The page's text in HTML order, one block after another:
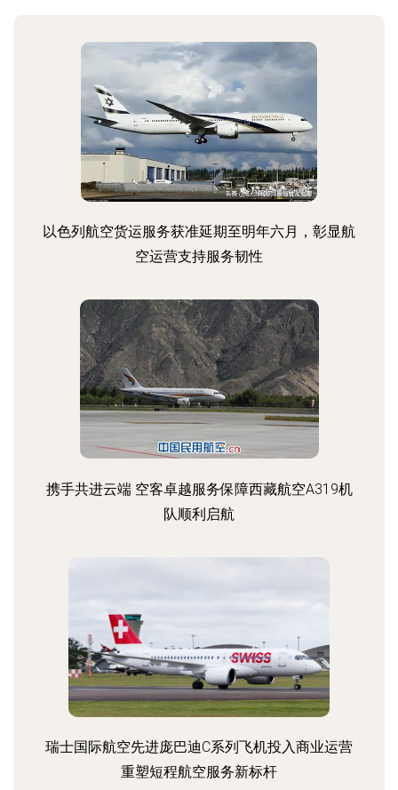
以色列航空货运服务获准延期至明年六月，彰显航
空运营支持服务韧性
携手共进云端 空客卓越服务保障西藏航空A319机
队顺利启航
瑞士国际航空先进庞巴迪C系列飞机投入商业运营
重塑短程航空服务新标杆